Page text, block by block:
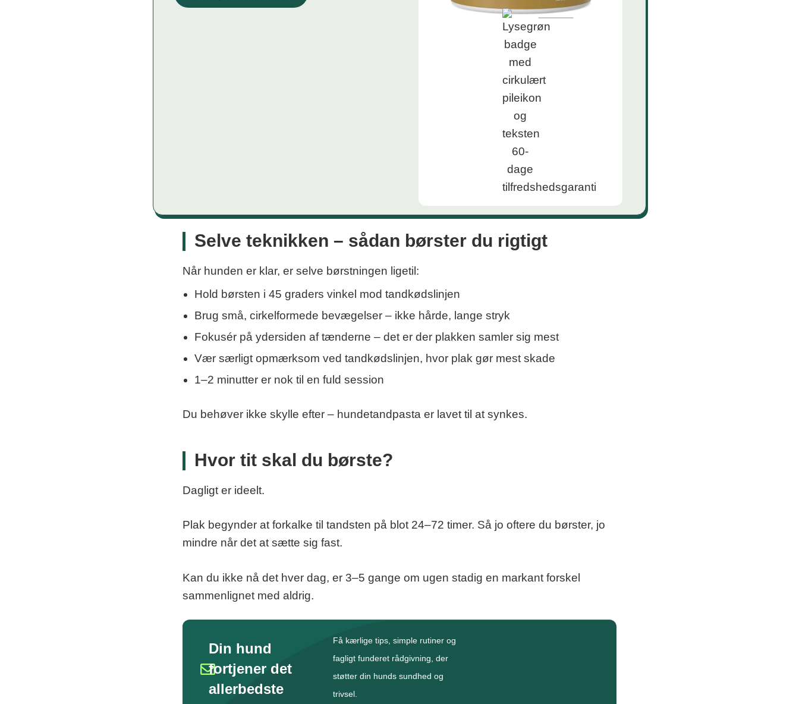
Selve teknikken – sådan børster du rigtigt
Når hunden er klar, er selve børstningen ligetil:
Hold børsten i 45 graders vinkel mod tandkødslinjen
Brug små, cirkelformede bevægelser – ikke hårde, lange stryk
Fokusér på ydersiden af tænderne – det er der plakken samler sig mest
Vær særligt opmærksom ved tandkødslinjen, hvor plak gør mest skade
1–2 minutter er nok til en fuld session
Du behøver ikke skylle efter – hundetandpasta er lavet til at synkes.
Hvor tit skal du børste?
Dagligt er ideelt.
Plak begynder at forkalke til tandsten på blot 24–72 timer. Så jo oftere du børster, jo
mindre når det at sætte sig fast.
Kan du ikke nå det hver dag, er 3–5 gange om ugen stadig en markant forskel
sammenlignet med aldrig.
Din hund
fortjener det
allerbedste
Få kærlige tips, simple rutiner og
fagligt funderet rådgivning, der
støtter din hunds sundhed og
trivsel.